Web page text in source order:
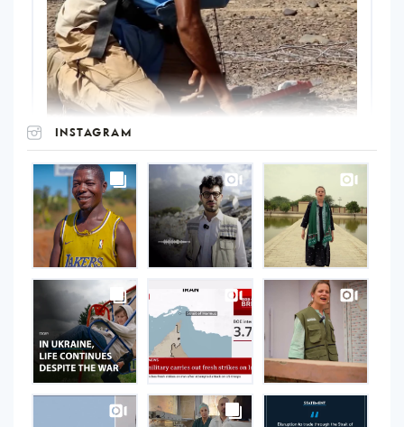
INSTAGRAM
UNOPS
on
Instagram